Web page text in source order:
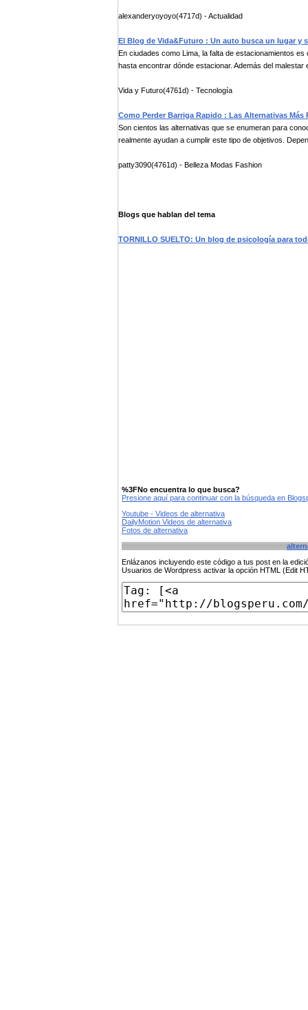
alexanderyoyoyo(4717d) - Actualidad
El Blog de Vida&Futuro : Un auto busca un lugar y
En ciudades como Lima, la falta de estacionamientos
hasta encontrar dónde estacionar. Además del malestar
Vida y Futuro(4761d) - Tecnología
Como Perder Barriga Rapido : Las Alternativas
Son cientos las alternativas que se enumeran para
realmente ayudan a cumplir este tipo de objetivos.
patty3090(4761d) - Belleza Modas Fashion
Blogs que hablan del tema
TORNILLO SUELTO: Un blog de psicología para
%3FNo encuentra lo que busca?
Presione aquí para continuar con la búsqueda en
Youtube - Videos de alternativa
DailyMotion Videos de alternativa
Fotos de alternativa
Enlázanos incluyendo este código a tus post en la
Usuarios de Wordpress activar la opción HTML (Edit